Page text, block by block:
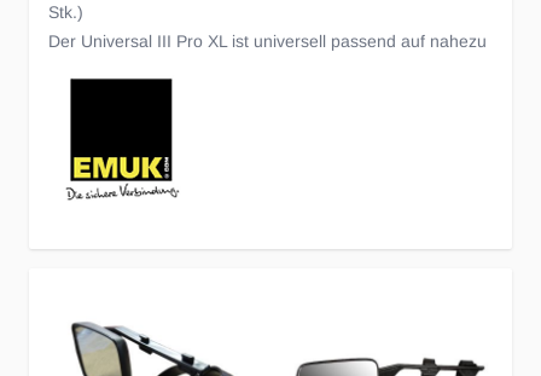
Stk.)
Der Universal III Pro XL ist universell passend auf nahezu